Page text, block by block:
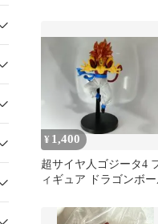
¥ 1,400
超サイヤ人ゴジータ4
ィギュア ドラゴンボ